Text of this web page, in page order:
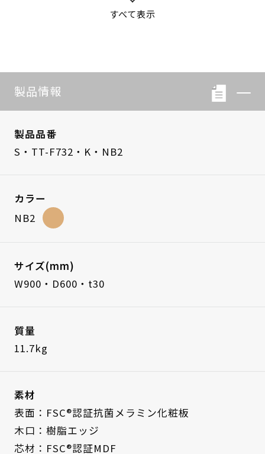
すべて表示
製品情報
製品品番
S・TT-F732・K・NB2
カラー
NB2
サイズ(mm)
W900・D600・t30
質量
11.7kg
素材
表面：FSC®認証抗菌メラミン化粧板
木口：樹脂エッジ
芯材：FSC®認証MDF